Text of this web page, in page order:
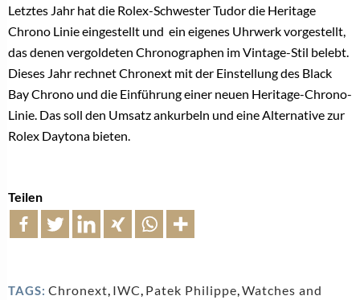
Letztes Jahr hat die Rolex-Schwester Tudor die Heritage
Chrono Linie eingestellt und ein eigenes Uhrwerk vorgestellt,
das denen vergoldeten Chronographen im Vintage-Stil belebt.
Dieses Jahr rechnet Chronext mit der Einstellung des Black
Bay Chrono und die Einführung einer neuen Heritage-Chrono-
Linie. Das soll den Umsatz ankurbeln und eine Alternative zur
Rolex Daytona bieten.
Teilen
TAGS: Chronext, IWC, Patek Philippe,Watches and